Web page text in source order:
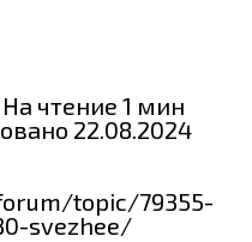
На чтение 1 мин
22.08.2024
topic/79355-
svezhee/